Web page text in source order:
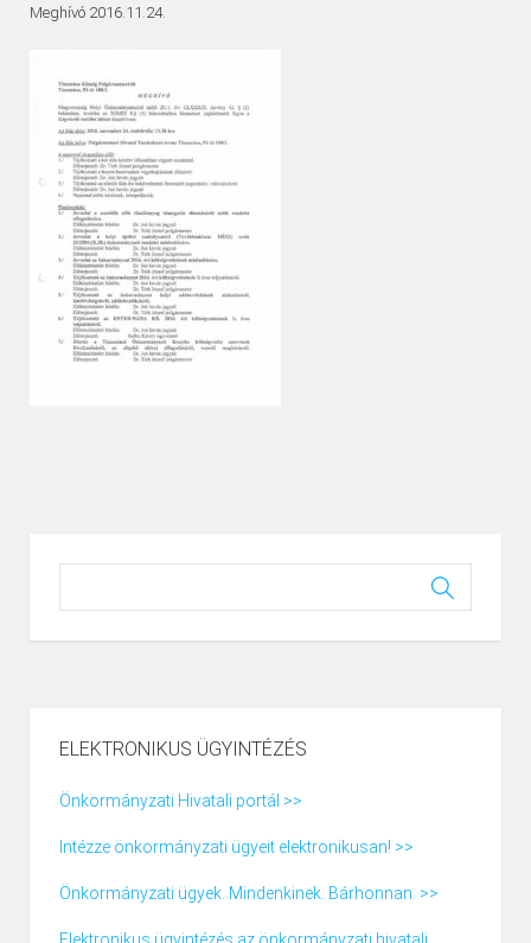
Meghívó 2016.11.24.
ELEKTRONIKUS ÜGYINTÉZÉS
Önkormányzati Hivatali portál >>
Intézze önkormányzati ügyeit elektronikusan! >>
Önkormányzati ügyek. Mindenkinek. Bárhonnan. >>